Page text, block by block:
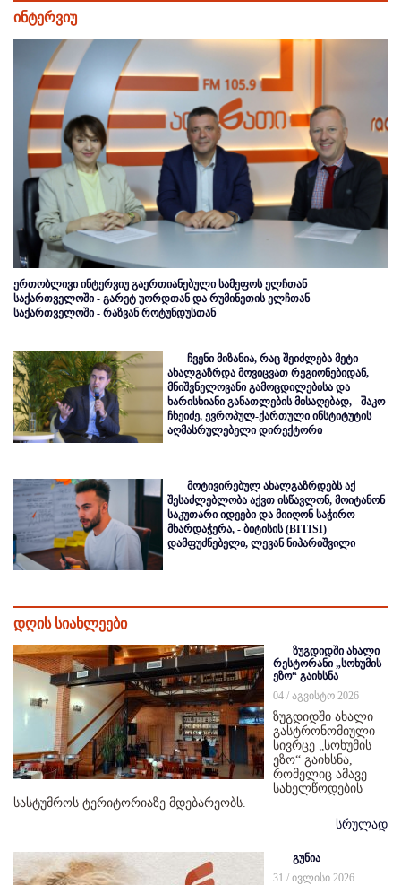
ინტერვიუ
ერთობლივი ინტერვიუ გაერთიანებული სამეფოს ელჩთან
საქართველოში - გარეტ უორდთან და რუმინეთის ელჩთან
საქართველოში - რაზვან როტუნდუსთან
ჩვენი მიზანია, რაც შეიძლება მეტი
ახალგაზრდა მოვიცვათ რეგიონებიდან,
მნიშვნელოვანი გამოცდილებისა და
ხარისხიანი განათლების მისაღებად, - შაკო
ჩხეიძე, ევროპულ-ქართული ინსტიტუტის
აღმასრულებელი დირექტორი
მოტივირებულ ახალგაზრდებს აქ
შესაძლებლობა აქვთ ისწავლონ, მოიტანონ
საკუთარი იდეები და მიიღონ საჭირო
მხარდაჭერა, - ბიტისის (BITISI)
დამფუძნებელი, ლევან ნიპარიშვილი
დღის სიახლეები
ზუგდიდში ახალი
რესტორანი „სოხუმის
ეზო“ გაიხსნა
04 / აგვისტო 2026
ზუგდიდში ახალი
გასტრონომიული
სივრცე „სოხუმის
ეზო“ გაიხსნა,
რომელიც ამავე
სახელწოდების
სასტუმროს ტერიტორიაზე მდებარეობს.
სრულად
გუნია
31 / ივლისი 2026